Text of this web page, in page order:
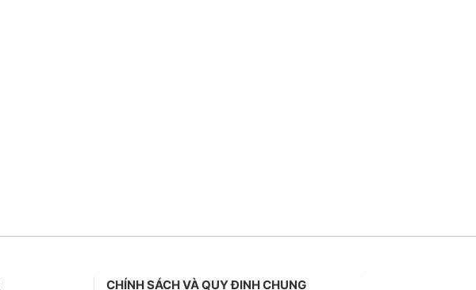
CHÍNH SÁCH VÀ QUY ĐỊNH CHUNG